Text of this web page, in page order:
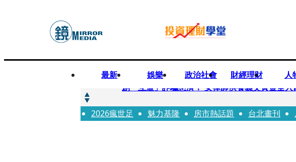
最新 娛樂 政治社會 財經理財 人
快訊
創「互道」詐騙慈濟！ 女律師供養義父黃金全入
快訊
前時力黨魁表態「反對刪公視預算」 盼在野三
2026瘋世足 魅力基隆 房市熱話題 台北畫刊